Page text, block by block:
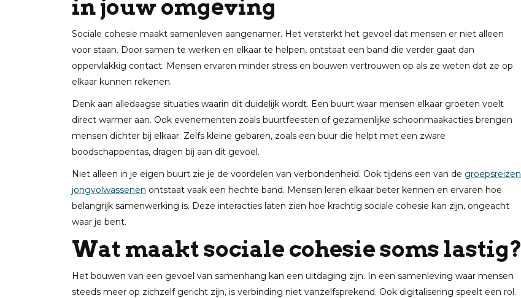
in jouw omgeving
Sociale cohesie maakt samenleven aangenamer. Het versterkt het gevoel dat mensen er niet alleen
voor staan. Door samen te werken en elkaar te helpen, ontstaat een band die verder gaat dan
oppervlakkig contact. Mensen ervaren minder stress en bouwen vertrouwen op als ze weten dat ze op
elkaar kunnen rekenen.
Denk aan alledaagse situaties waarin dit duidelijk wordt. Een buurt waar mensen elkaar groeten voelt
direct warmer aan. Ook evenementen zoals buurtfeesten of gezamenlijke schoonmaakacties brengen
mensen dichter bij elkaar. Zelfs kleine gebaren, zoals een buur die helpt met een zware
boodschappentas, dragen bij aan dit gevoel.
Niet alleen in je eigen buurt zie je de voordelen van verbondenheid. Ook tijdens een van de groepsreizen
jongvolwassenen ontstaat vaak een hechte band. Mensen leren elkaar beter kennen en ervaren hoe
belangrijk samenwerking is. Deze interacties laten zien hoe krachtig sociale cohesie kan zijn, ongeacht
waar je bent.
Wat maakt sociale cohesie soms lastig?
Het bouwen van een gevoel van samenhang kan een uitdaging zijn. In een samenleving waar mensen
steeds meer op zichzelf gericht zijn, is verbinding niet vanzelfsprekend. Ook digitalisering speelt een rol.